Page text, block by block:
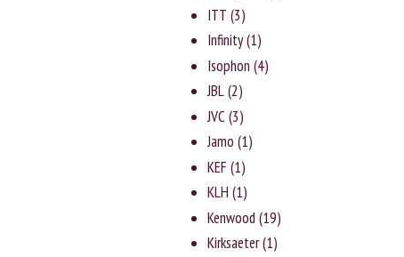
ITT (3)
Infinity(1)
Isophon (4)
JBL(2)
JVC(3)
Jаmо (1)
KEF (1)
KLH (1)
Kenwood(19)
Kirksaeter(1)